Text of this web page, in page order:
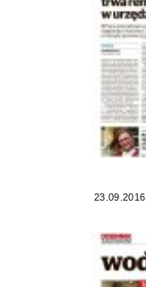
23.09.2016